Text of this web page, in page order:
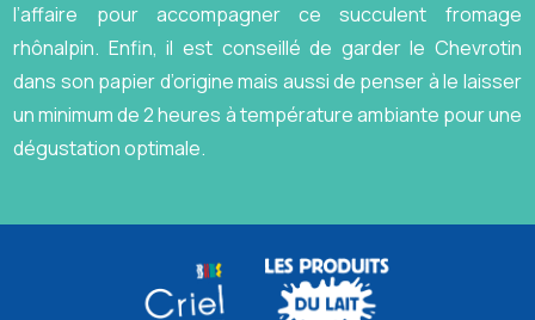
l’affaire pour accompagner ce succulent fromage
rhônalpin. Enfin, il est conseillé de garder le Chevrotin
dans son papier d’origine mais aussi de penser à le laisser
un minimum de 2 heures à température ambiante pour une
dégustation optimale.